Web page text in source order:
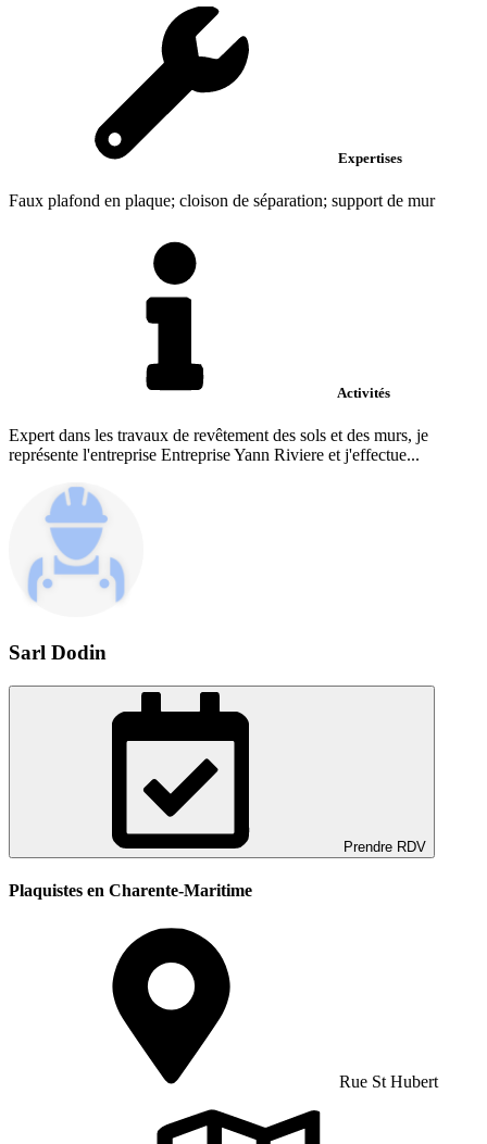
Expertises
Faux plafond en plaque; cloison de séparation; support de mur
Activités
Expert dans les travaux de revêtement des sols et des murs, je
représente l'entreprise Entreprise Yann Riviere et j'effectue...
Sarl Dodin
Prendre RDV
Plaquistes en Charente-Maritime
Rue St Hubert